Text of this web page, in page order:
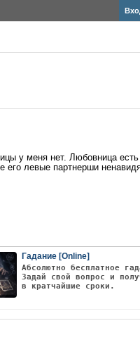
у меня нет. Любовница
его левые партнерши
Гадание [Online]
Абсолютно бесплатное
Задай свой вопрос и
в кратчайшие сроки.